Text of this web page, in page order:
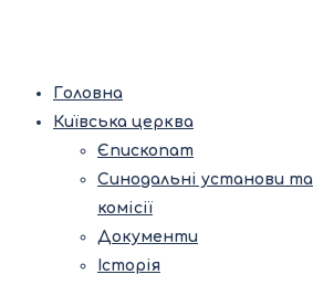
Головна
Київська церква
Єпископат
Синодальні установи та
комісії
Документи
Історія